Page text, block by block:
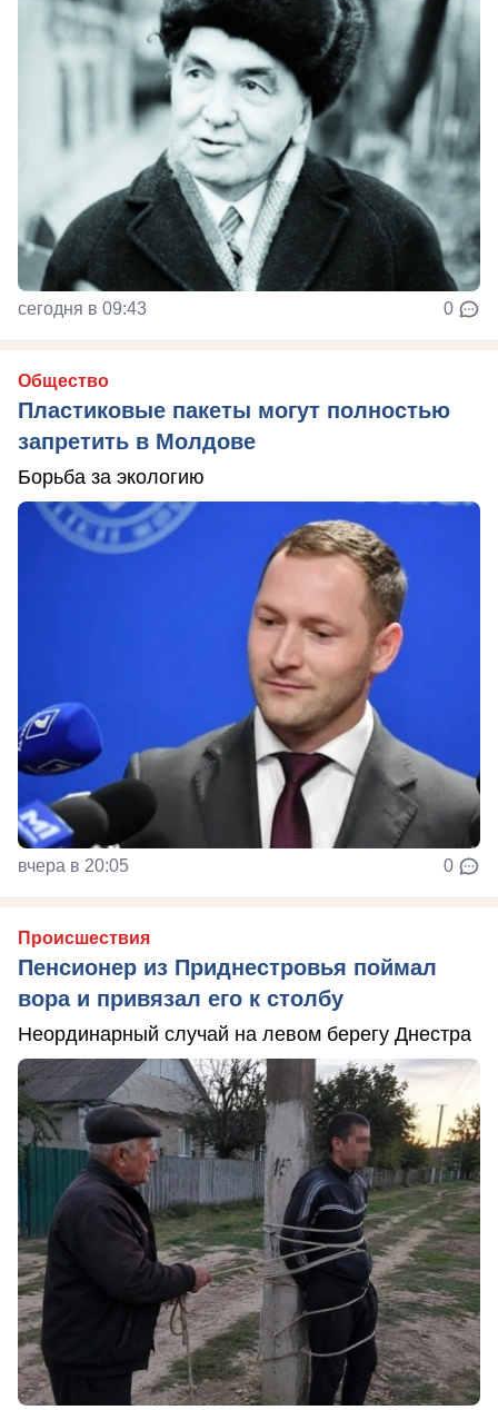
сегодня в 09:43 0
Общество
Пластиковые пакеты могут полностью
запретить в Молдове
Борьба за экологию
вчера в 20:05 0
Происшествия
Пенсионер из Приднестровья поймал
вора и привязал его к столбу
Неординарный случай на левом берегу Днестра